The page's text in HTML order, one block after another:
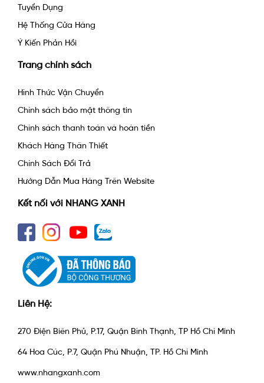
Tuyển Dụng
Hệ Thống Cửa Hàng
Ý Kiến Phản Hồi
Trang chính sách
Hình Thức Vận Chuyển
Chính sách bảo mật thông tin
Chính sách thanh toán và hoàn tiền
Khách Hàng Thân Thiết
Chính Sách Đổi Trả
Hướng Dẫn Mua Hàng Trên Website
Kết nối với NHANG XANH
Liên Hệ:
270 Điện Biên Phủ, P.17, Quận Bình Thạnh, TP Hồ Chí Minh
64 Hoa Cúc, P.7, Quận Phú Nhuận, TP. Hồ Chí Minh
www.nhangxanh.com